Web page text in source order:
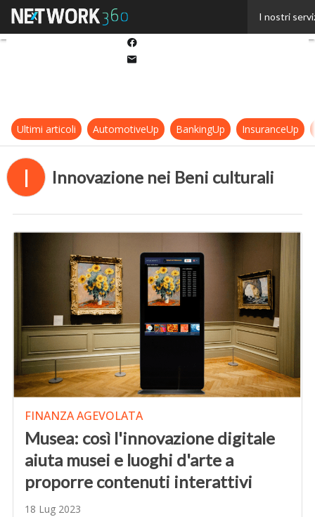
I nostri
Ultimi articoli AutomotiveUp BankingUp InsuranceUp
I Innovazione nei Beni culturali
FINANZA AGEVOLATA
Musea: così l'innovazione digitale
aiuta musei e luoghi d'arte a
proporre contenuti interattivi
18 Lug 2023